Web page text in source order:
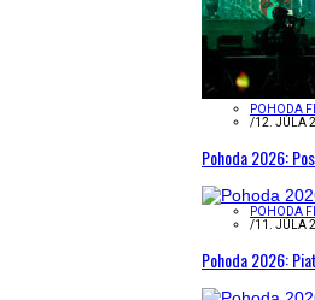
POHODA
/12. JÚLA
Pohoda 2026:
POHODA
/11. JÚLA
Pohoda 2026: